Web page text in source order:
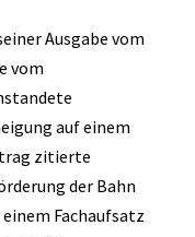
Ausgabe vom
vom
auf einem
zitierte
der Bahn
Fachaufsatz